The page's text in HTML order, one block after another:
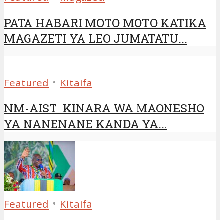
PATA HABARI MOTO MOTO KATIKA
MAGAZETI YA LEO JUMATATU...
Featured • Kitaifa
NM-AIST KINARA WA MAONESHO
YA NANENANE KANDA YA...
Featured • Kitaifa